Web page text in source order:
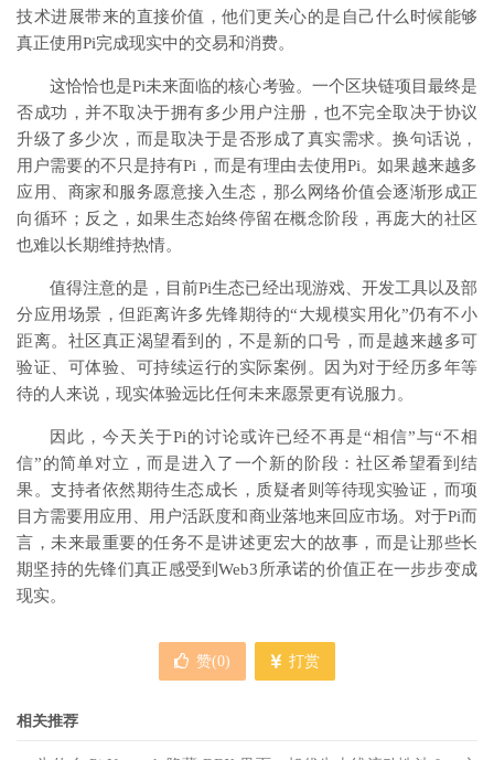
技术进展带来的直接价值，他们更关心的是自己什么时候能够
真正使用Pi完成现实中的交易和消费。
这恰恰也是Pi未来面临的核心考验。一个区块链项目最终是
否成功，并不取决于拥有多少用户注册，也不完全取决于协议
升级了多少次，而是取决于是否形成了真实需求。换句话说，
用户需要的不只是持有Pi，而是有理由去使用Pi。如果越来越多
应用、商家和服务愿意接入生态，那么网络价值会逐渐形成正
向循环；反之，如果生态始终停留在概念阶段，再庞大的社区
也难以长期维持热情。
值得注意的是，目前Pi生态已经出现游戏、开发工具以及部
分应用场景，但距离许多先锋期待的“大规模实用化”仍有不小
距离。社区真正渴望看到的，不是新的口号，而是越来越多可
验证、可体验、可持续运行的实际案例。因为对于经历多年等
待的人来说，现实体验远比任何未来愿景更有说服力。
因此，今天关于Pi的讨论或许已经不再是“相信”与“不相
信”的简单对立，而是进入了一个新的阶段：社区希望看到结
果。支持者依然期待生态成长，质疑者则等待现实验证，而项
目方需要用应用、用户活跃度和商业落地来回应市场。对于Pi而
言，未来最重要的任务不是讲述更宏大的故事，而是让那些长
期坚持的先锋们真正感受到Web3所承诺的价值正在一步步变成
现实。
赞(0) 打赏
相关推荐